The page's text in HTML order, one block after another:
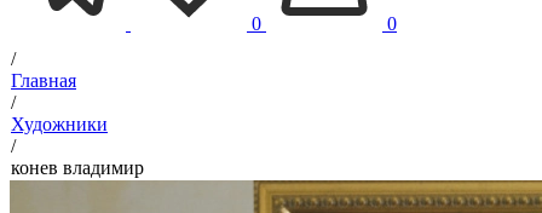
0
0
/
Главная
/
Художники
/
конев владимир